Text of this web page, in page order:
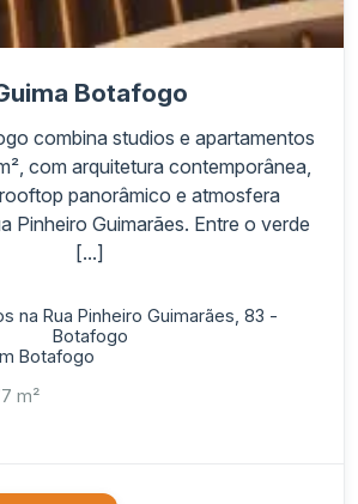
Botafogo
combina studios e apartamentos
com arquitetura contemporânea,
panorâmico e atmosfera
Pinheiro Guimarães. Entre o verde
[...]
na Rua Pinheiro Guimarães, 83 -
Botafogo
Botafogo
m²